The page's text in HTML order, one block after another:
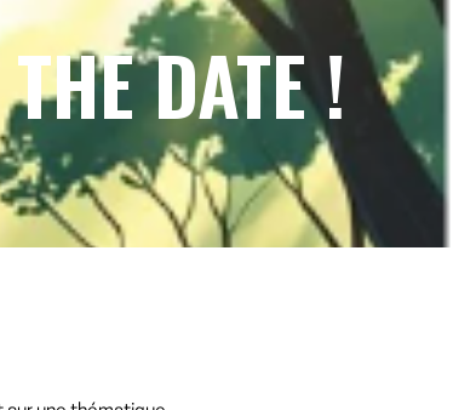
DATE !